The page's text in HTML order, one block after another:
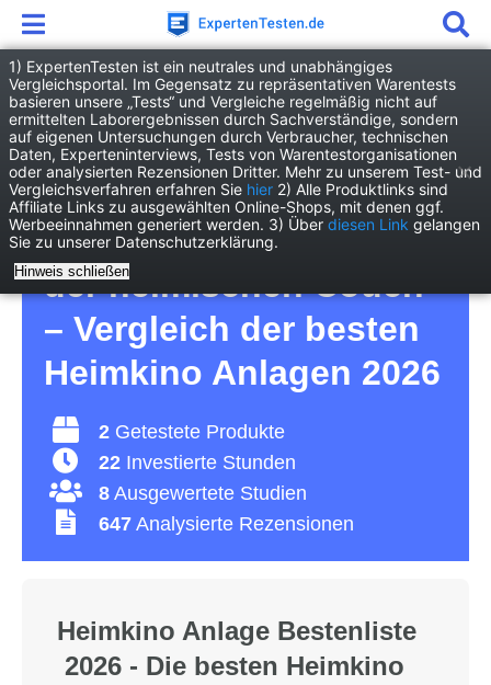
Elektronik
TV/Heimkino
Heimkino Anlage
Heimkino Anlage Test –
für Kinoerlebnisse auf
der heimischen Couch
– Vergleich der besten
Heimkino Anlagen 2026
2 Getestete Produkte
22 Investierte Stunden
8 Ausgewertete Studien
647 Analysierte Rezensionen
Heimkino Anlage Bestenliste
2026 - Die besten Heimkino
1) ExpertenTesten ist ein neutrales und unabhängiges
Vergleichsportal. Im Gegensatz zu repräsentativen Warentests
basieren unsere „Tests“ und Vergleiche regelmäßig nicht auf
ermittelten Laborergebnissen durch Sachverständige, sondern
auf eigenen Untersuchungen durch Verbraucher, technischen
Daten, Experteninterviews, Tests von Warentestorganisationen
oder analysierten Rezensionen Dritter. Mehr zu unserem Test- und
Vergleichsverfahren erfahren Sie hier 2) Alle Produktlinks sind
Affiliate Links zu ausgewählten Online-Shops, mit denen ggf.
Werbeeinnahmen generiert werden. 3) Über diesen Link gelangen
Sie zu unserer Datenschutzerklärung.
Hinweis schließen